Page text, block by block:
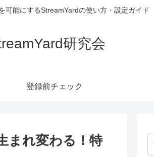
可能にするStreamYardの使い方・設定ガイド
研究会
登録前チェック
まれ変わる！特